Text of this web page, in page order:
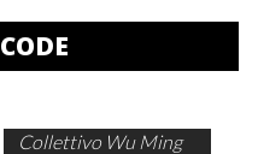
Collettivo Wu Ming